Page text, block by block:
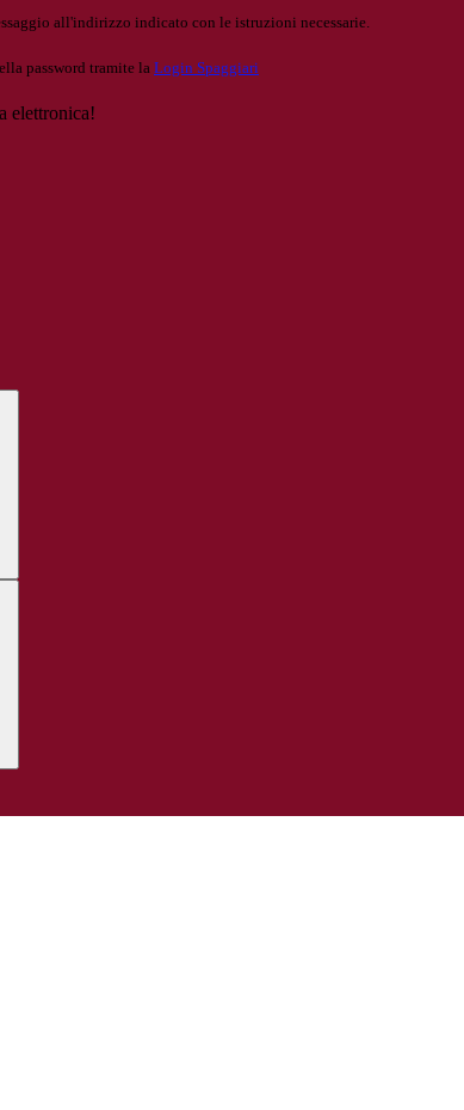
all'indirizzo indicato con le istruzioni necessarie.
password tramite la Login Spaggiari
elettronica!